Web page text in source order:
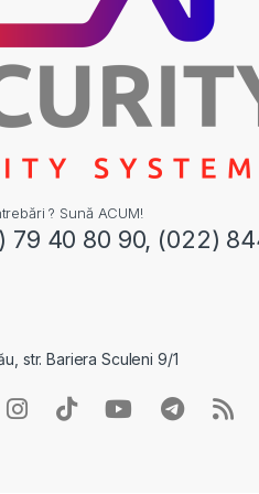
? Sună ACUM!
79 40 80 90, (022)
str. Bariera Sculeni 9/1